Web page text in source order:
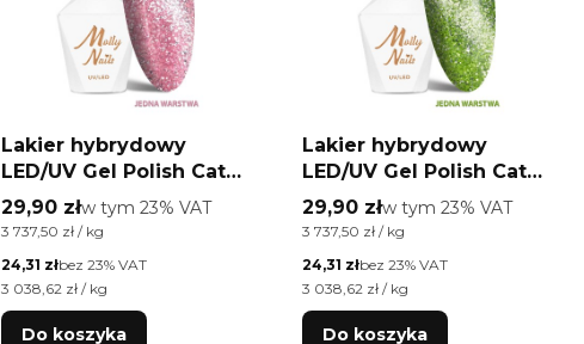
Lakier hybrydowy
LED/UV Gel Polish Cat
Eye Glacier Crush Nr 251
Rose Molly Nails
Cena brutto
29,90 złw tym %s VAT
w tym 23% VAT
Cena jednostkowa brutto
3 737,50 zł / kg
Cena netto
24,31 złbez 23% VAT
Cena jednostkowa netto
3 038,62 zł / kg
Do koszyka
Lakier hybrydowy
LED/UV Gel Polish Cat
Eye Glacier Crush Nr 250
Emerald Molly Nails
Cena brutto
29,90 złw tym %s VAT
w tym 23% VAT
Cena jednostkowa brutto
3 737,50 zł / kg
Cena netto
24,31 złbez 23% VAT
Cena jednostkowa netto
3 038,62 zł / kg
Do koszyka